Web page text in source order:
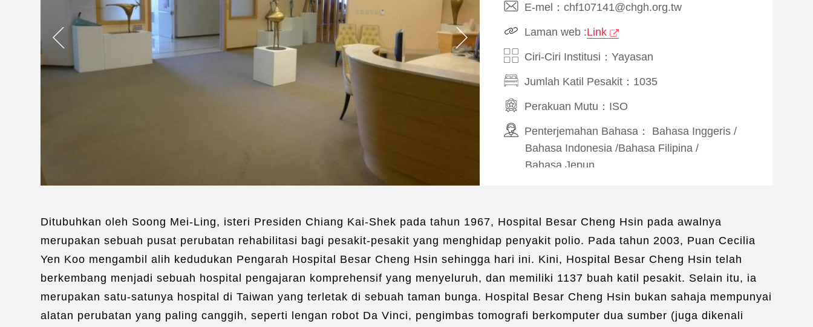
E-mel：chf107141@chgh.org.tw
Laman web :Link
Ciri-Ciri Institusi：Yayasan
Jumlah Katil Pesakit：1035
Perakuan Mutu： ISO
Penterjemahan Bahasa： Bahasa Inggeris /
Bahasa Indonesia /Bahasa Filipina /
Bahasa Jepun
Perancangan Pengangkutan /
Perancangan Penginapan /
Perancangan Pelancongan /
Pengiring Perubatan /Perkhidmatan WiFi
Ditubuhkan oleh Soong Mei-Ling, isteri Presiden Chiang Kai-Shek pada tahun 1967, Hospital Besar Cheng Hsin pada awalnya
merupakan sebuah pusat perubatan rehabilitasi bagi pesakit-pesakit yang menghidap penyakit polio. Pada tahun 2003, Puan Cecilia
Yen Koo mengambil alih kedudukan Pengarah Hospital Besar Cheng Hsin sehingga hari ini. Kini, Hospital Besar Cheng Hsin telah
berkembang menjadi sebuah hospital pengajaran komprehensif yang menyeluruh, dan memiliki 1137 buah katil pesakit. Selain itu, ia
merupakan satu-satunya hospital di Taiwan yang terletak di sebuah taman bunga. Hospital Besar Cheng Hsin bukan sahaja mempunyai
alatan perubatan yang paling canggih, seperti lengan robot Da Vinci, pengimbas tomografi berkomputer dua sumber (juga dikenali